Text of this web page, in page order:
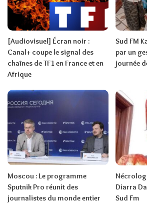
[Audiovisuel] Écran noir :
Canal+ coupe le signal des
chaînes de TF1 en France et en
Afrique
Sud FM
par un
journée
Moscou : Le programme
Sputnik Pro réunit des
journalistes du monde entier
Diarra
Sud Fm